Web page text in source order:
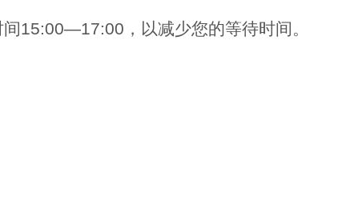
15:00—17:00，以减少您的等待时间。